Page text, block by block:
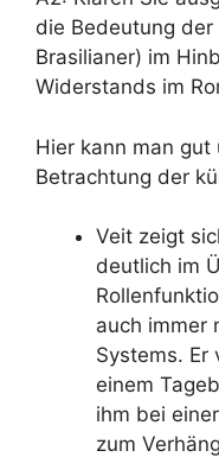
die Bedeutung
Brasilianer) im
Widerstands im
Hier kann man
Betrachtung der
Veit zeigt
deutlich im
auch immer
Systems.
einem
ihm bei
zum